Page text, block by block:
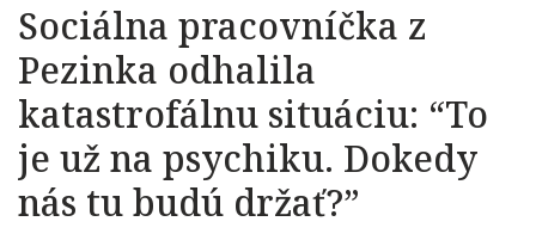
Sociálna pracovníčka z
Pezinka odhalila
katastrofálnu situáciu: “To
je už na psychiku. Dokedy
nás tu budú držať?”